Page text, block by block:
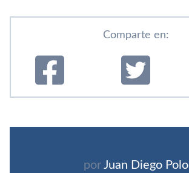
Comparte en:
por Juan Diego Polo